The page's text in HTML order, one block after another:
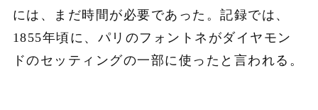
には、まだ時間が必要であった。記録では、
1855年頃に、パリのフォントネがダイヤモン
ドのセッティングの一部に使ったと言われる。